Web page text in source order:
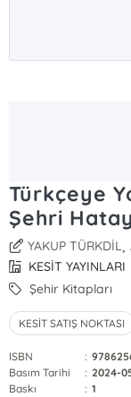
Türkçeye
Şehri
YAKUP TÜRKDİL,
KESİT YAYINLARI
Şehir Kitapları
KESİT SATIŞ NOKTASI
ISBN :
Basım Tarihi
: 2024-
Baskı
: 1